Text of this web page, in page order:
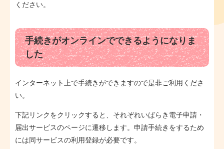
ください。
手続きがオンラインでできるようになりま
した
インターネット上で手続きができますので是非ご利用くださ
い。
下記リンクをクリックすると、それぞれいばらき電子申請・
届出サービスのページに遷移します。申請手続きをするため
には同サービスの利用登録が必要です。